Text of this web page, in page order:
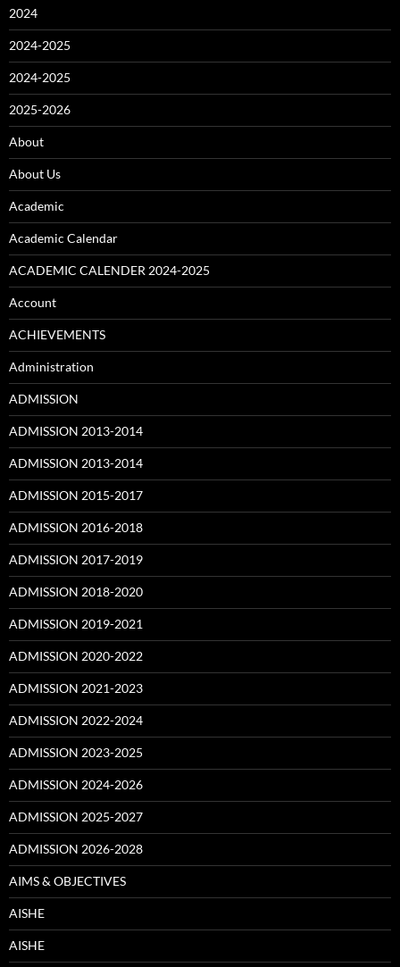
2024
2024-2025
2024-2025
2025-2026
About
About Us
Academic
Academic Calendar
ACADEMIC CALENDER 2024-2025
Account
ACHIEVEMENTS
Administration
ADMISSION
ADMISSION 2013-2014
ADMISSION 2013-2014
ADMISSION 2015-2017
ADMISSION 2016-2018
ADMISSION 2017-2019
ADMISSION 2018-2020
ADMISSION 2019-2021
ADMISSION 2020-2022
ADMISSION 2021-2023
ADMISSION 2022-2024
ADMISSION 2023-2025
ADMISSION 2024-2026
ADMISSION 2025-2027
ADMISSION 2026-2028
AIMS & OBJECTIVES
AISHE
AISHE